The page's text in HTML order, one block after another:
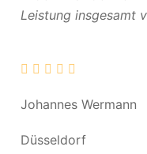
Leistung insgesamt
Johannes Wermann
Düsseldorf